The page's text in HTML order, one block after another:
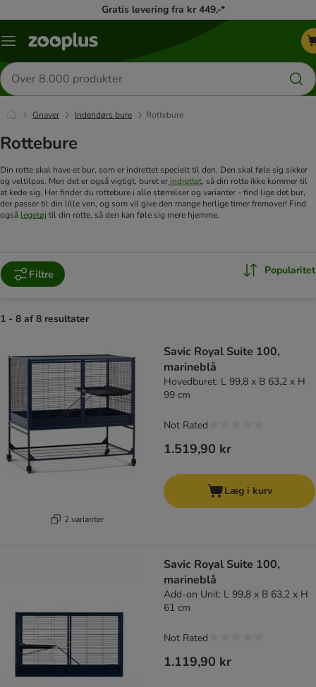
Gratis levering fra kr 449,-*
Menu
Søg
efter
produkter
Gnaver Indendørs bure Rottebure
Rottebure
Din rotte skal have et bur, som er indrettet specielt til den. Den skal føle sig sikker
og veltilpas. Men det er også vigtigt, buret er indrettet, så din rotte ikke kommer til
at kede sig. Her finder du rottebure i alle størrelser og varianter - find lige det bur,
der passer til din lille ven, og som vil give den mange herlige timer fremover! Find
også legetøj til din rotte, så den kan føle sig mere hjemme.
Filtre Popularitet
1 - 8 af 8 resultater
2 varianter
Savic Royal Suite 100,
marineblå
Hovedburet: L 99,8 x B 63,2 x H
99 cm
1.519,90 kr
Not Rated
Læg i kurv
Savic Royal Suite 100,
marineblå
Add-on Unit: L 99,8 x B 63,2 x H
61 cm
1.119,90 kr
Not Rated